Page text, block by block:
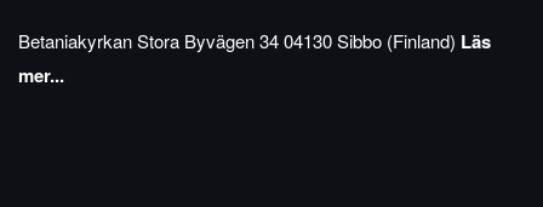
BetaniakyrkanStora Byvägen 3404130 Sibbo (Finland) Läs
mer...